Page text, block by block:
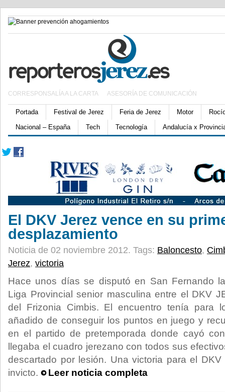
CORRESPONSALÍA A LA CARTA ASESORÍA DE COMUNICACIÓN
Portada Festival de Jerez Feria de Jerez Motor
Nacional – España
Tech Tecnología Andalucía x
El DKV Jerez vence en su
desplazamiento
Noticia de 02 noviembre 2012. Tags: Baloncesto,
Jerez, victoria
Hace unos días se disputó en San Fernando
Liga Provincial senior masculina entre el DKV
del Frizonia Cimbis. El encuentro tenía para
añadido de conseguir los puntos en juego y
en el partido de pretemporada donde cayó
llegaba el cuadro jerezano con todos sus
descartado por lesión. Una victoria para el
invicto.
Leer noticia completa